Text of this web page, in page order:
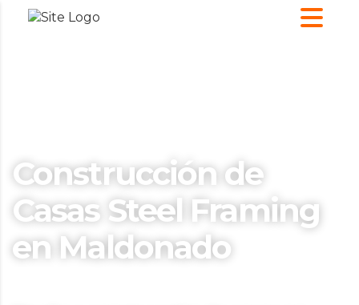
Construcción de
Casas Steel Framing
en Maldonado